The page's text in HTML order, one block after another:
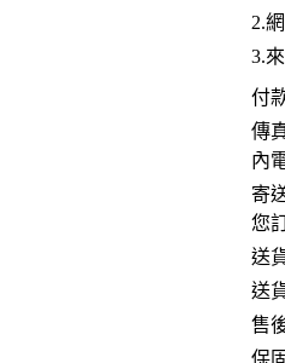
2.
3.
付
傳
內
寄
您
送
送
售
保